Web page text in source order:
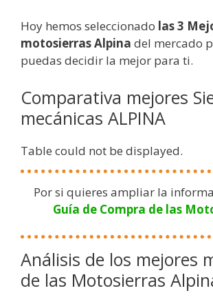
Hoy hemos seleccionado las 3
motosierras Alpina del mercado
puedas decidir la mejor para ti.
Comparativa mejores
mecánicas ALPINA
Table could not be displayed.
Por si quieres ampliar la
Guía de Compra de las
Análisis de los mejores
de las Motosierras